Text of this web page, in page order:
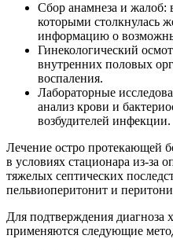
Сбор анамнеза и жалоб:
которыми столкнулась
информацию о
Гинекологический
внутренних половых
воспаления.
Лабораторные
анализ крови и
возбудителей инфекции.
Лечение остро протекающей
в условиях стационара из-за
тяжелых септических
пельвиоперитонит и
Для подтверждения диагноза
применяются следующие